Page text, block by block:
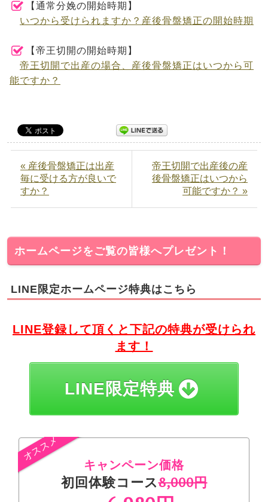
【通常分娩の開始時期】
いつから受けられますか？産後骨盤矯正の開始時期
【帝王切開の開始時期】
帝王切開で出産の場合、産後骨盤矯正はいつから可
能ですか？
« 産後骨盤矯正は出産
毎に受ける方が良いで
すか？
帝王切開で出産後の産
後骨盤矯正はいつから
可能ですか？ »
ホームページをご覧の皆様へプレゼント！
LINE限定ホームページ特典はこちら
LINE登録して頂くと下記の特典が受けられ
ます！
LINE限定特典
キャンペーン価格
初回体験コース8,000円